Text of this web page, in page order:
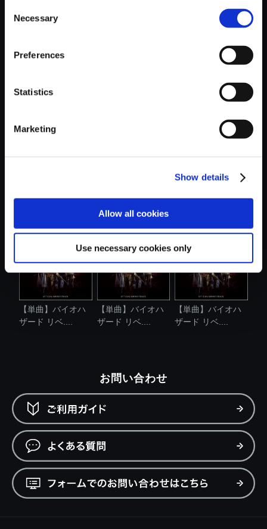
Selection
Necessary
Preferences
Statistics
Marketing
Show details
Allow all cookies
Use necessary cookies only
おすすめ商品
【単曲】バイオハ
ザード リベ....
【単曲】バイオハ
ザード リベ....
【単曲】バイオハ
ザード リベ....
お問い合わせ